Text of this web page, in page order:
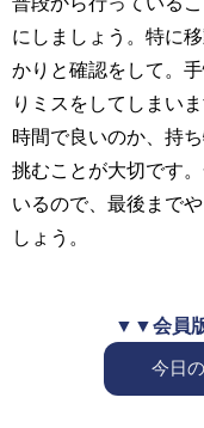
にしましょう。特に
かりと確認をして。
りミスをしてしまい
時間で良いのか、持
挑むことが大切です
いるので、最後まで
しょう。
▼▼会員
今日